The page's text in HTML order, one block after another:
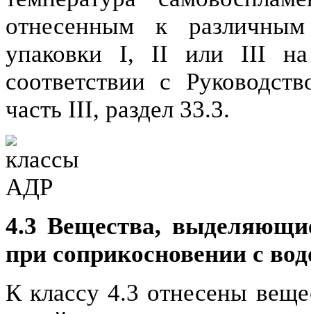
отнесенным к различным
упаковки I, II или III на
соответствии с
часть III, раздел 33.3.
4.3 Вещества,
при соприкосновении с
К классу 4.3 отнесены